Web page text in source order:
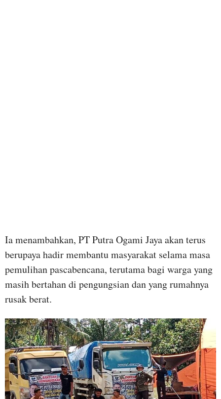
Ia menambahkan, PT Putra Ogami Jaya akan terus
berupaya hadir membantu masyarakat selama masa
pemulihan pascabencana, terutama bagi warga yang
masih bertahan di pengungsian dan yang rumahnya
rusak berat.